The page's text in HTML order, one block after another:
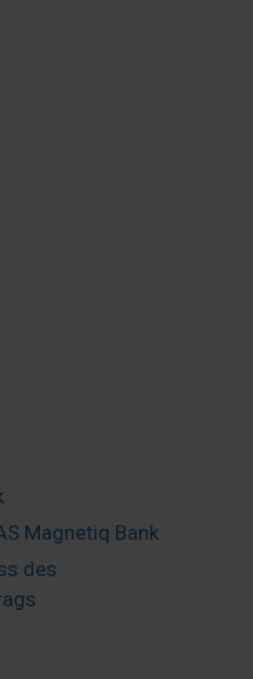
Magnetiq Bank
des